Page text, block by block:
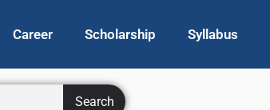
Career Scholarship Syllabus
Search